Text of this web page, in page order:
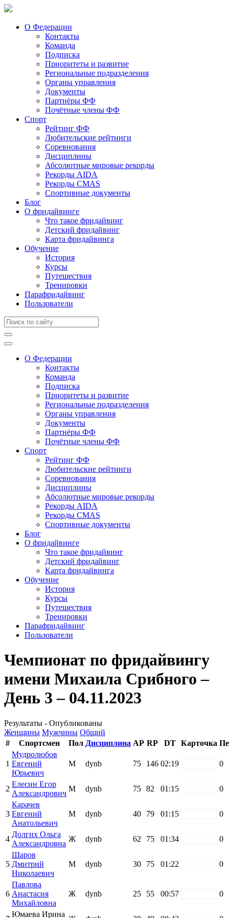
О Федерации
Контакты
Команда
Подписка
Приоритеты и развитие
Региональные подразделения
Органы управления
Документы
Партнёры ФФ
Почётные члены ФФ
Спорт
Рейтинг ФФ
Любительские рейтинги
Соревнования
Дисциплины
Абсолютные мировые рекорды
Рекорды AIDA
Рекорды CMAS
Спортивные документы
Блог
О фридайвинге
Что такое фридайвинг
Детский фридайвинг
Карта фридайвинга
Обучение
История
Курсы
Путешествия
Тренировки
Парафридайвинг
Пользователи
О Федерации
Контакты
Команда
Подписка
Приоритеты и развитие
Региональные подразделения
Органы управления
Документы
Партнёры ФФ
Почётные члены ФФ
Спорт
Рейтинг ФФ
Любительские рейтинги
Соревнования
Дисциплины
Абсолютные мировые рекорды
Рекорды AIDA
Рекорды CMAS
Спортивные документы
Блог
О фридайвинге
Что такое фридайвинг
Детский фридайвинг
Карта фридайвинга
Обучение
История
Курсы
Путешествия
Тренировки
Парафридайвинг
Пользователи
Чемпионат по фридайвингу
имени Михаила Срибного –
День 3 – 04.11.2023
Результаты - Опубликованы
Женщины Мужчины Общий
#
Спортсмен Пол Дисциплина AP RP DT Карточка
1
Мудролюбов
Евгений
Юрьевич
М dynb 75 146 02:19 0
2
Елесин Егор
Александрович
М dynb 75 82 01:15 0
3
Карачев
Евгений
Анатольевич
М dynb 40 79 01:15 0
4
Долгих Ольга
Александровна
Ж dynb 62 75 01:34 0
5
Шаров
Дмитрий
Николаевич
М dynb 30 75 01:22 0
6
Павлова
Анастасия
Михайловна
Ж dynb 25 55 00:57 0
Юмаева Ирина